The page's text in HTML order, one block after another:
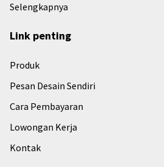
Selengkapnya
Link penting
Produk
Pesan Desain Sendiri
Cara Pembayaran
Lowongan Kerja
Kontak